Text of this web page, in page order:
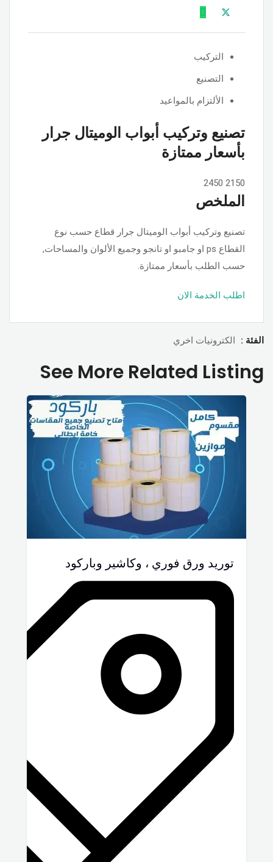
التركيب
التصنيع
الألتزام بالمواعيد
تصنيع وتركيب أبواب الوميتال جرار
بأسعار ممتازة
2150
2450
الملخص
تصنيع وتركيب أبواب الوميتال جرار قطاع حسب نوع
القطاع ps او جامبو او تانجو وجميع الألوان والمساحات,
حسب الطلب بأسعار ممتازة.
اطلب الخدمة الان
الفئة : الكترونيات اخري
See More Related Listing
توريد ورق فوري ، وكاشير وباركود